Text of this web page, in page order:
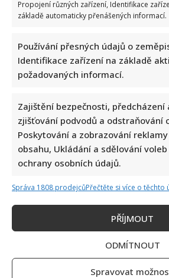
Propojení různých zařízení, Identifikace
základě automaticky přenášených informací.
Používání přesných údajů o
Identifikace zařízení na základě
požadovaných informací.
Zajištění bezpečnosti, předcházení
zjišťování podvodů a odstraňování
Poskytování a zobrazování reklamy
obsahu, Ukládání a sdělování voleb
ochrany osobních údajů.
Správa 1808 prodejcůPřečtěte si více o těchto
PŘÍJMOUT
ODMÍTNOUT
Spravovat
Jak dnes žijí členové kapely Maxim
koncertech, ale největší slávu mají za
zastydlá puberťačka než zaprděná